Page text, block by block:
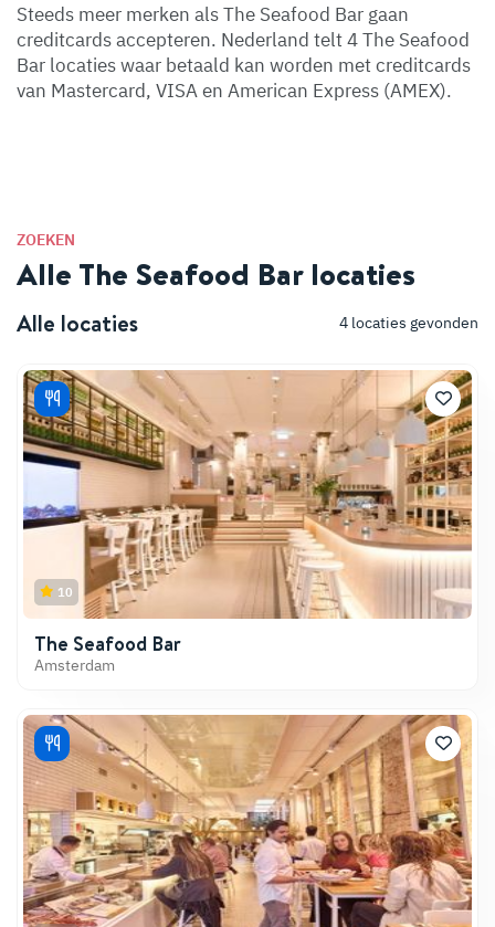
Steeds meer merken als The Seafood Bar gaan
creditcards accepteren. Nederland telt 4 The Seafood
Bar locaties waar betaald kan worden met creditcards
van Mastercard, VISA en American Express (AMEX).
ZOEKEN
Alle The Seafood Bar locaties
Alle locaties 4 locaties gevonden
10
The Seafood Bar
Amsterdam